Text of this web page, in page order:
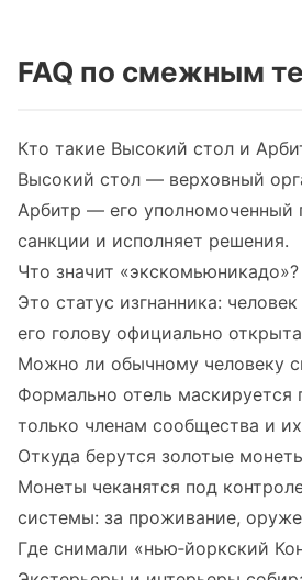
FAQ по смежным
Кто такие Высокий стол и
Высокий стол — верховный
Арбитр — его уполномоченный
санкции и исполняет решения.
Что значит «экскомьюникадо»?
Это статус изгнанника:
его голову официально
Можно ли обычному человеку
Формально отель маскируется
только членам сообщества и
Откуда берутся золотые
Монеты чеканятся под
системы: за проживание,
Где снимали «нью‑йоркский